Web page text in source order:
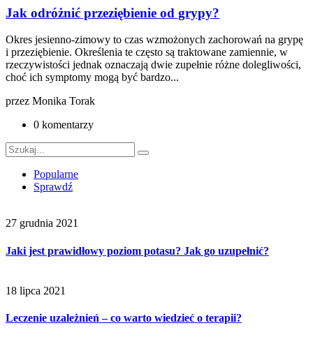
Jak odróżnić przeziębienie od grypy?
Okres jesienno-zimowy to czas wzmożonych zachorowań na grypę
i przeziębienie. Określenia te często są traktowane zamiennie, w
rzeczywistości jednak oznaczają dwie zupełnie różne dolegliwości,
choć ich symptomy mogą być bardzo...
przez Monika Torak
0 komentarzy
Popularne
Sprawdź
27 grudnia 2021
Jaki jest prawidłowy poziom potasu? Jak go uzupełnić?
18 lipca 2021
Leczenie uzależnień – co warto wiedzieć o terapii?